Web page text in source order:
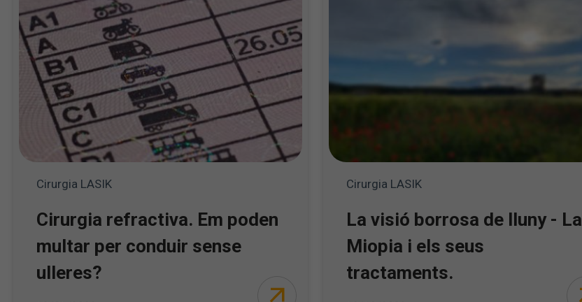
Cirurgia LASIK
Cirurgia refractiva. Em poden
multar per conduir sense
ulleres?
Cirurgia LASIK
La visió borrosa de lluny - La
Miopia i els seus
tractaments.